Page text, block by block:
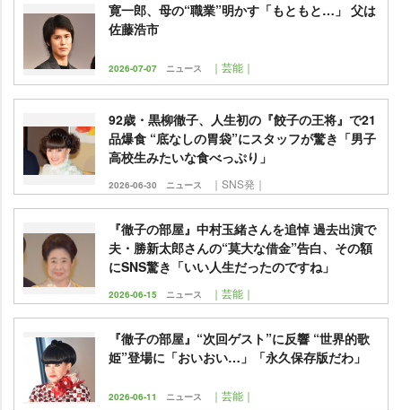
寛一郎、母の“職業”明かす「もともと…」 父は
佐藤浩市
2026-07-07 ニュース ｜芸能｜
92歳・黒柳徹子、人生初の『餃子の王将』で21
品爆食 “底なしの胃袋”にスタッフが驚き「男子
高校生みたいな食べっぷり」
2026-06-30 ニュース ｜SNS発｜
『徹子の部屋』中村玉緒さんを追悼 過去出演で
夫・勝新太郎さんの“莫大な借金”告白、その額
にSNS驚き「いい人生だったのですね」
2026-06-15 ニュース ｜芸能｜
『徹子の部屋』“次回ゲスト”に反響 “世界的歌
姫”登場に「おいおい…」「永久保存版だわ」
2026-06-11 ニュース ｜芸能｜